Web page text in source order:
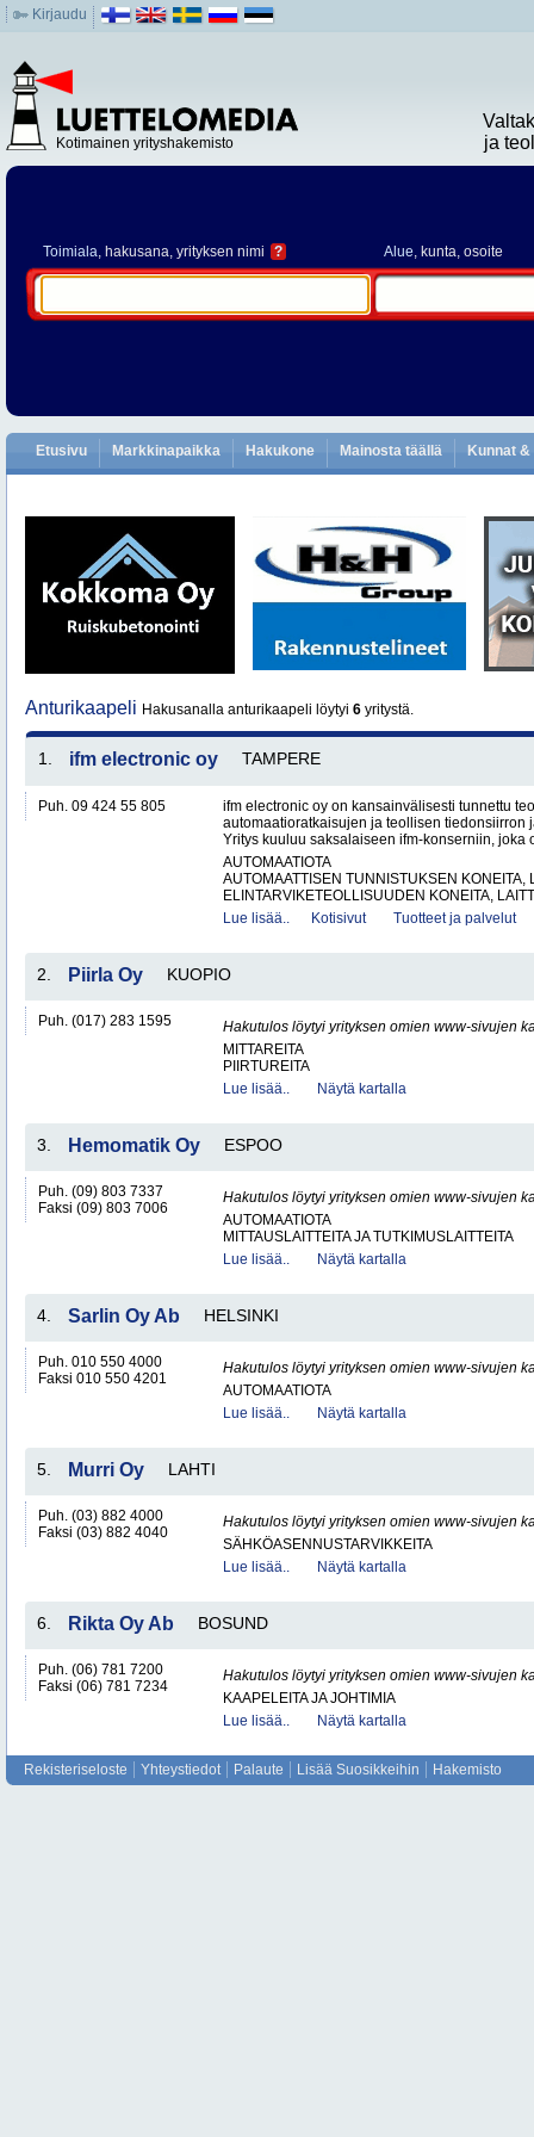
Kirjaudu
Kotimainen yrityshakemisto
ja
Toimiala, hakusana, yrityksen nimi ? Alue, kunta, osoite
Etusivu Markkinapaikka Hakukone Mainosta täällä Kunnat
Anturikaapeli Hakusanalla anturikaapeli löytyi 6 yritystä.
1. ifm electronic oy TAMPERE
Puh. 09 424 55 805
ifm electronic oy on kansainvälisesti tunnettu
automaatioratkaisujen ja teollisen tiedonsiirron
Yritys kuuluu saksalaiseen ifm-konserniin, joka
AUTOMAATIOTA
AUTOMAATTISEN TUNNISTUKSEN KONEITA,
ELINTARVIKETEOLLISUUDEN KONEITA,
Lue lisää..
Kotisivut Tuotteet ja palvelut
2. Piirla Oy KUOPIO
Puh. (017) 283 1595
Hakutulos löytyi yrityksen omien www-sivujen
MITTAREITA
PIIRTUREITA
Lue lisää..
Näytä kartalla
3. Hemomatik Oy ESPOO
Puh. (09) 803 7337
Faksi (09) 803 7006
Hakutulos löytyi yrityksen omien www-sivujen
AUTOMAATIOTA
MITTAUSLAITTEITA JA TUTKIMUSLAITTEITA
Lue lisää..
Näytä kartalla
4. Sarlin Oy Ab HELSINKI
Puh. 010 550 4000
Faksi 010 550 4201
Hakutulos löytyi yrityksen omien www-sivujen
AUTOMAATIOTA
Lue lisää..
Näytä kartalla
5. Murri Oy LAHTI
Puh. (03) 882 4000
Faksi (03) 882 4040
Hakutulos löytyi yrityksen omien www-sivujen
SÄHKÖASENNUSTARVIKKEITA
Lue lisää..
Näytä kartalla
6. Rikta Oy Ab BOSUND
Puh. (06) 781 7200
Faksi (06) 781 7234
Hakutulos löytyi yrityksen omien www-sivujen
KAAPELEITA JA JOHTIMIA
Lue lisää..
Näytä kartalla
Rekisteriseloste Yhteystiedot Palaute Lisää Suosikkeihin Hakemisto